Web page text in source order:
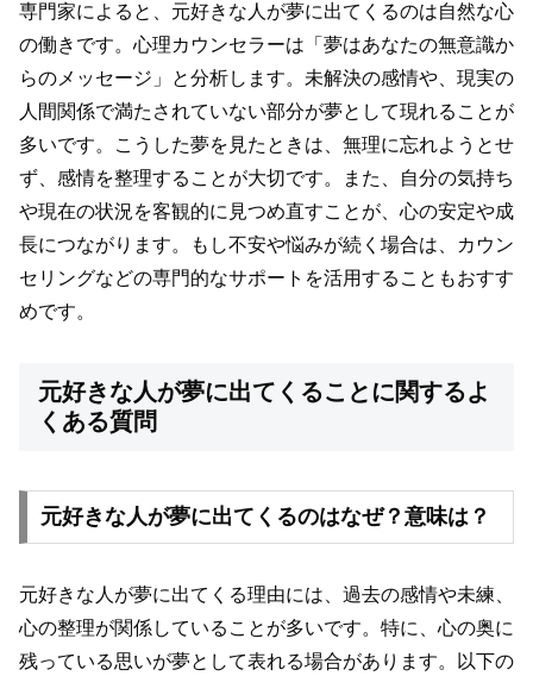
専門家によると、元好きな人が夢に出てくるのは自然な心
の働きです。心理カウンセラーは「夢はあなたの無意識か
らのメッセージ」と分析します。未解決の感情や、現実の
人間関係で満たされていない部分が夢として現れることが
多いです。こうした夢を見たときは、無理に忘れようとせ
ず、感情を整理することが大切です。また、自分の気持ち
や現在の状況を客観的に見つめ直すことが、心の安定や成
長につながります。もし不安や悩みが続く場合は、カウン
セリングなどの専門的なサポートを活用することもおすす
めです。
元好きな人が夢に出てくることに関するよ
くある質問
元好きな人が夢に出てくるのはなぜ？意味は？
元好きな人が夢に出てくる理由には、過去の感情や未練、
心の整理が関係していることが多いです。特に、心の奥に
残っている思いが夢として表れる場合があります。以下の